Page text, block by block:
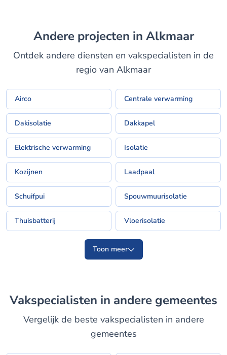
Andere projecten in Alkmaar
Ontdek andere diensten en vakspecialisten in de
regio van Alkmaar
Airco Centrale verwarming
Dakisolatie Dakkapel
Elektrische verwarming Isolatie
Kozijnen Laadpaal
Schuifpui Spouwmuurisolatie
Thuisbatterij Vloerisolatie
Toon meer
Vakspecialisten in andere gemeentes
Vergelijk de beste vakspecialisten in andere
gemeentes